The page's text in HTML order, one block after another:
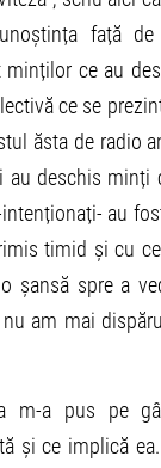
față
minților ce au
ce se
ăsta de radio
au deschis minți
au
timid și cu
șansă spre a
am mai
m-a pus pe
și ce implică ea.